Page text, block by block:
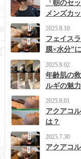
「朝のセ
メンズカ
2025.8.10
フェイス
膜×水分”
2025.8.02
年齢肌の
ルギの魅力
2025.8.01
アクアコ
は？
2025.7.30
アクアコ